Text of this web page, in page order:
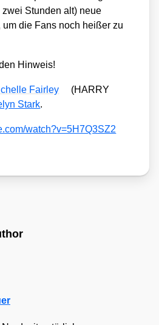
Stun­den alt) neue
die Fans noch hei­ßer zu
Hin­weis!
Fair­ley
(HARRY
Stark.
​w​a​t​c​h​?​v​=​5​H​7​Q​3​S​Z​2​